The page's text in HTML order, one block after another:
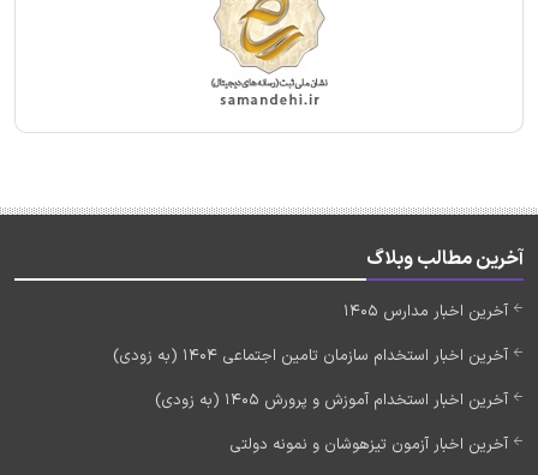
آخرین مطالب وبلاگ
آخرین اخبار مدارس 1405
آخرین اخبار استخدام سازمان تامین اجتماعی 1404 (به زودی)
آخرین اخبار استخدام آموزش و پرورش 1405 (به زودی)
آخرین اخبار آزمون تیزهوشان و نمونه دولتی